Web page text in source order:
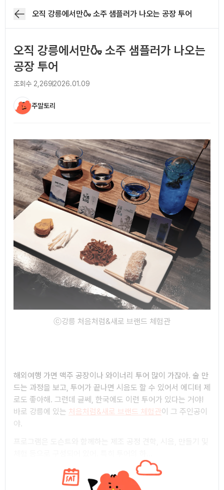
오직 강릉에서만🍶 소주 샘플러가 나오는 공장 투어
오직 강릉에서만🍶 소주 샘플러가 나오는
공장 투어
조회수 2,2692026.01.09
주말토리
아티클 본문
ⓒ강릉 처음처럼&새로 브랜드 체험관
해외여행 가면 맥주 공장이나 와이너리 투어 많이 가잖아. 술 만
드는 과정을 보고, 투어가 끝나면 시음도 할 수 있어서 에디터 제
로도 좋아해. 그런데 글쎄, 한국에도 이런 투어가 있다는 거야!
바로 강릉에 있는 처음처럼&새로 브랜드 체험관이 그 주인공이
야.